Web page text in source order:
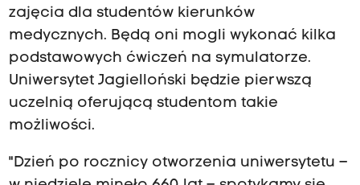
zajęcia dla studentów kierunków
medycznych. Będą oni mogli wykonać kilka
podstawowych ćwiczeń na symulatorze.
Uniwersytet Jagielloński będzie pierwszą
uczelnią oferującą studentom takie
możliwości.
"Dzień po rocznicy otworzenia uniwersytetu –